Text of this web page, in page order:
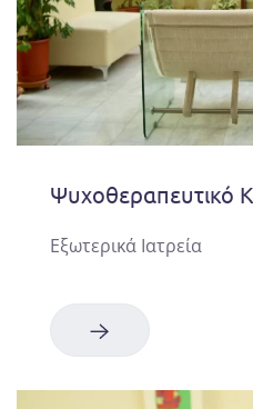
Ψυχοθεραπευτικό
Εξωτερικά Ιατρεία